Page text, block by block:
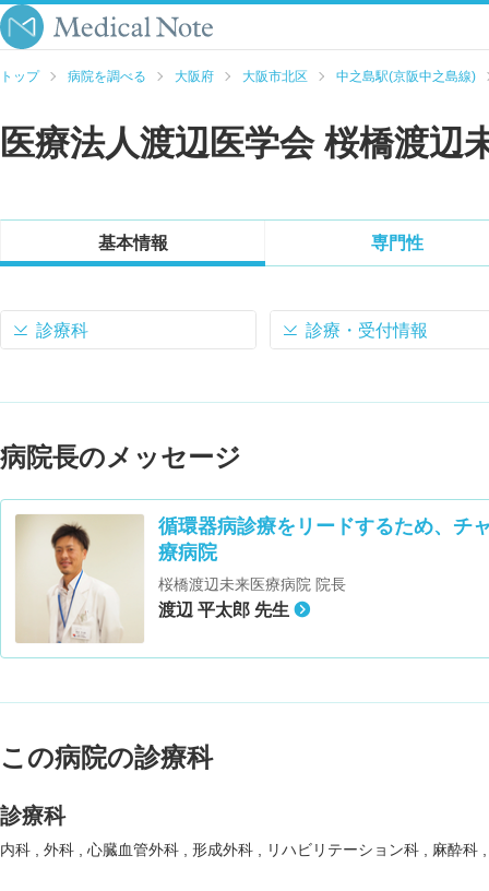
トップ 病院を調べる 大阪府 大阪市北区 中之島駅(京阪中之島線)
医療法人渡辺医学会 桜橋渡辺
基本情報 専門性
診療科 診療・受付情報
病院長のメッセージ
循環器病診療をリードするため、チ
療病院
桜橋渡辺未来医療病院 院長
渡辺 平太郎 先生
この病院の診療科
診療科
内科 外科 心臓血管外科 形成外科 リハビリテーション科 麻酔科